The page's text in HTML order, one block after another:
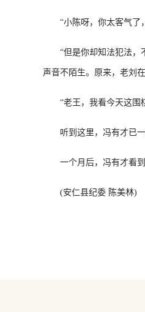
“小陈呀，你太客气了，
“但是你却知法犯法，不
声音不陌生。原来，老刘
“老王，我看今天这围棋
听到这里，冯有才已一
一个月后，冯有才看到
(安仁县纪委 陈美林)